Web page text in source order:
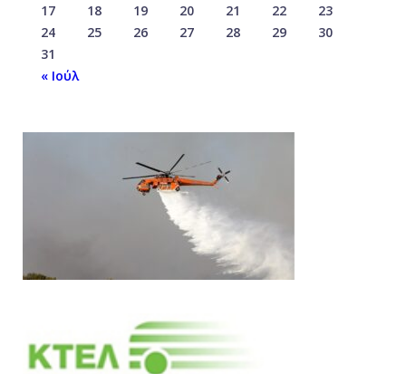
17
18 19 20 21 22
23
24
25 26 27 28 29
30
31
« Ιούλ